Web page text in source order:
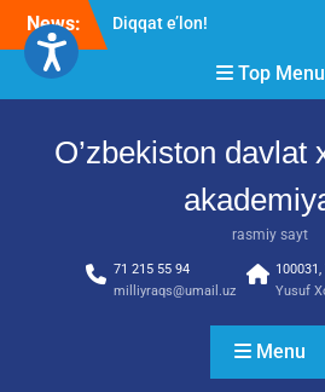
Skip
content
News:
Diqqat e’lon!
2026” tadbiri bo‘lib o‘tdi
RESPUBLIKA ILMIY-
Top Menu
O’zbekiston davlat
rasmiy sayt
71 215 55 94
milliyraqs@umail.uz
Yusuf
Menu